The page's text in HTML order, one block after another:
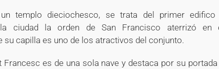
templo dieciochesco, se trata del primer
ciudad la orden de San Francisco aterrizó
su capilla es uno de los atractivos del conjunto.
Francesc es de una sola nave y destaca por su